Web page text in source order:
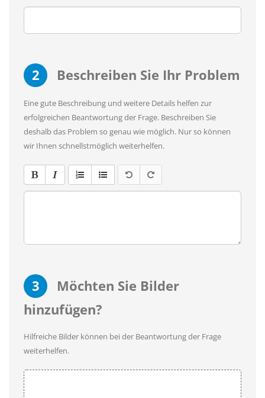
2 Beschreiben Sie Ihr Problem
Eine gute Beschreibung und weitere Details helfen zur
erfolgreichen Beantwortung der Frage. Beschreiben Sie
deshalb das Problem so genau wie möglich. Nur so können
wir Ihnen schnellstmöglich weiterhelfen.
3
Möchten Sie Bilder
hinzufügen?
Hilfreiche Bilder können bei der Beantwortung der Frage
weiterhelfen.